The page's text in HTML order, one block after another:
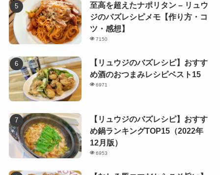
至高を超えたナポリタン – リュウ
ジのバズレシピメモ【作り方・コ
ツ・感想】
7150
【リュウジのバズレシピ】おすす
め酒のおつまみレシピベスト15
6971
【リュウジのバズレシピ】おすす
め鍋ランキングTOP15（2022年
12月版）
6953